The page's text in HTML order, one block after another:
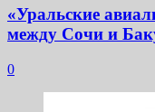
«Уральские
между Сочи и
0